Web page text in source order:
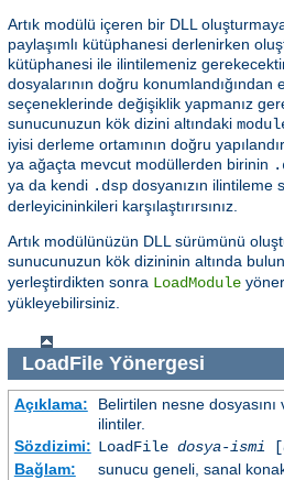
Artık modülü içeren bir DLL
paylaşımlı kütüphanesi derlenirken
kütüphanesi ile ilintilemeniz
dosyalarının doğru
seçeneklerinde değişiklik yapmanız
sunucunuzun kök dizini altındaki
iyisi derleme ortamının doğru
ya ağaçta mevcut modüllerden birinin
ya da kendi .dsp dosyanızın ilintileme
derleyicininkileri karşılaştırırsınız.
Artık modülünüzün DLL sürümünü
sunucunuzun kök dizininin altında
yerleştirdikten sonra LoadModule
yükleyebilirsiniz.
LoadFileYönergesi
Açıklama:
Belirtilen nesne
ilintiler.
Sözdizimi: LoadFile dosya-ismi [
Bağlam:
sunucu geneli, sanal